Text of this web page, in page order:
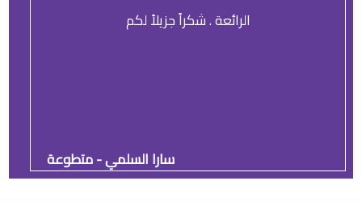
الرائعة . شكراً جزيلاً لكم
سارا السلمي - متطوعة